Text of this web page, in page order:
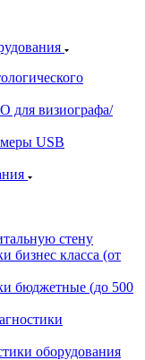
для визиографа/
USB
стену
бизнес класса (от
бюджетные (до 500
оборудования